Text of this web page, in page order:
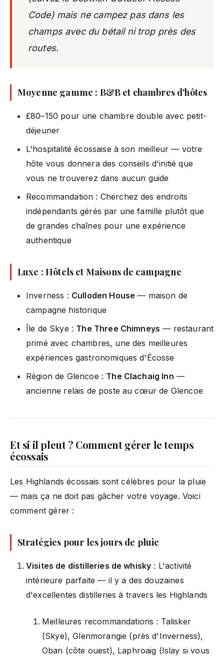
Code) mais ne campez pas dans les
champs avec du bétail ni trop près des
routes.
Moyenne gamme : B&B et chambres d'hôtes
£80–150 pour une chambre double avec petit-
déjeuner
L'hospitalité écossaise à son meilleur — votre
hôte vous donnera des conseils d'initié que
vous ne trouverez dans aucun guide
Recommandation : Cherchez des endroits
indépendants gérés par une famille plutôt que
de grandes chaînes pour une expérience
authentique
Luxe : Hôtels et Maisons de campagne
Inverness : Culloden House — maison de
campagne historique
Île de Skye : The Three Chimneys — restaurant
primé avec chambres, une des meilleures
expériences gastronomiques d'Écosse
Région de Glencoe : The Clachaig Inn —
ancienne relais de poste au cœur de Glencoe
Et si il pleut ? Comment gérer le temps
écossais
Les Highlands écossais sont célèbres pour la pluie
— mais ça ne doit pas gâcher votre voyage. Voici
comment gérer :
Stratégies pour les jours de pluie
Visites de distilleries de whisky : L'activité
intérieure parfaite — il y a des douzaines
d'excellentes distilleries à travers les Highlands
Meilleures recommandations : Talisker
(Skye), Glenmorangie (près d'Inverness),
Oban (côte ouest), Laphroaig (Islay si vous